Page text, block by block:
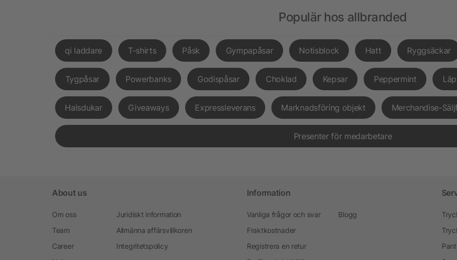
Populär hos allbranded
qi laddare T-shirts Påsk Gympapåsar Notisblock Hatt Ryggsäckar
Tygpåsar Powerbanks Godispåsar Choklad Kepsar Peppermint
Halsdukar Giveaways Expressleverans Marknadsföring objekt Merchandise-
Presenter för medarbetare
About us
Om oss
Team
Career
Juridiskt information
Allmänna affärsvillkoren
Integritetspolicy
Information
Vanliga frågor och svar
Fraktkostnader
Registrera en retur
Blogg